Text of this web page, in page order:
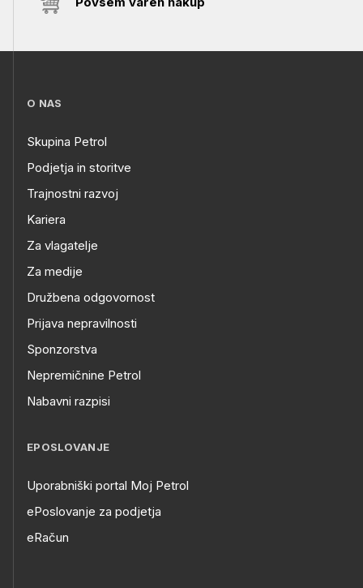
O NAS
Skupina Petrol
Podjetja in storitve
Trajnostni razvoj
Kariera
Za vlagatelje
Za medije
Družbena odgovornost
Prijava nepravilnosti
Sponzorstva
Nepremičnine Petrol
Nabavni razpisi
EPOSLOVANJE
Uporabniški portal Moj Petrol
ePoslovanje za podjetja
eRačun